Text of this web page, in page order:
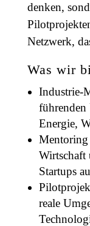
denken,
Netzwerk,
Was wir
Industrie-
führenden
Energie,
Mentoring
Wirtschaft
Startups
reale